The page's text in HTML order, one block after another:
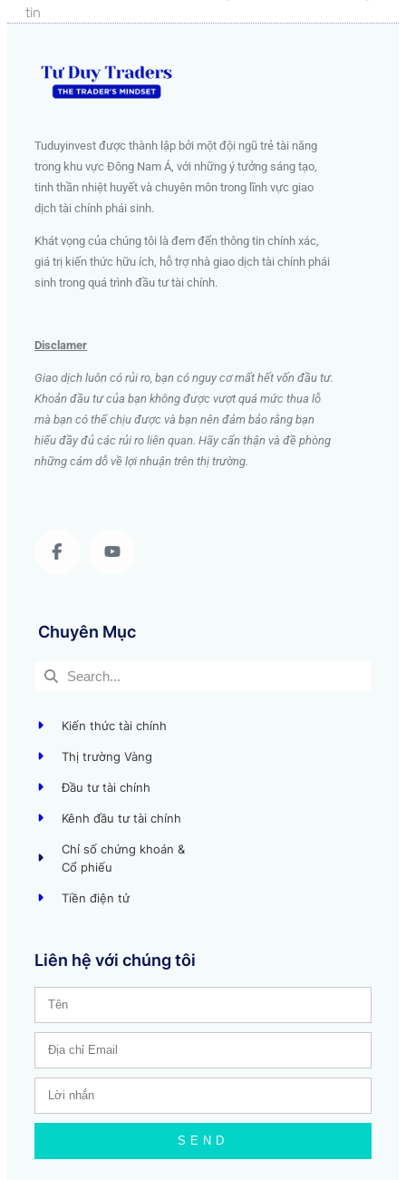
tin
Tuduyinvest được thành lập bởi một đội ngũ trẻ tài năng
trong khu vực Đông Nam Á, với những ý tưởng sáng tạo,
tinh thần nhiệt huyết và chuyên môn trong lĩnh vực giao
dịch tài chính phái sinh.
Khát vọng của chúng tôi là đem đến thông tin chính xác,
giá trị kiến thức hữu ích, hỗ trợ nhà giao dịch tài chính phái
sinh trong quá trình đầu tư tài chính.
Disclamer
Giao dịch luôn có rủi ro, bạn có nguy cơ mất hết vốn đầu tư.
Khoản đầu tư của bạn không được vượt quá mức thua lỗ
mà bạn có thể chịu được và bạn nên đảm bảo rằng bạn
hiểu đầy đủ các rủi ro liên quan. Hãy cẩn thận và đề phòng
những cám dỗ về lợi nhuận trên thị trường.
Chuyên Mục
Kiến thức tài chính
Thị trường Vàng
Đầu tư tài chính
Kênh đầu tư tài chính
Chỉ số chứng khoán &
Cổ phiếu
Tiền điện tử
Liên hệ với chúng tôi
SEND